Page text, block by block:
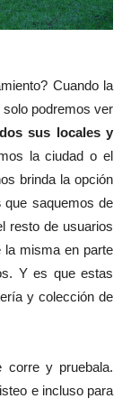
Cuando la
podremos ver
sus locales y
la ciudad o el
brinda la opción
que saquemos de
resto de usuarios
la misma en parte
Y es que estas
y colección de
corre y pruebala.
e incluso para